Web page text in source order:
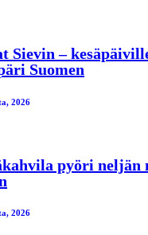
Sievin –
Suomen
2026
pyöri neljän
2026